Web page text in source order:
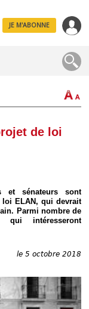
JE M'ABONNE
de loi
et sénateurs sont
ELAN, qui devrait
Parmi nombre de
qui intéresseront
le 5 octobre 2018